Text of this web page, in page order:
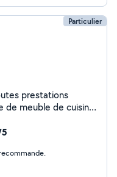
Particulier
prestations